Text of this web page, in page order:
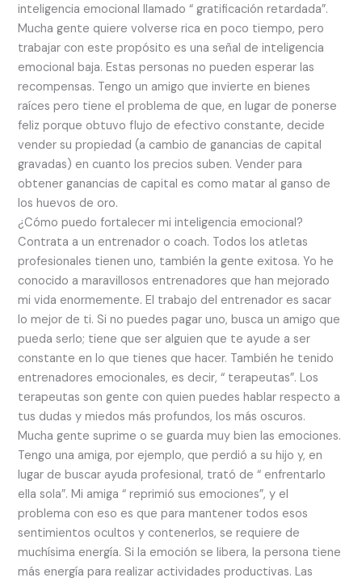
inteligencia emocional llamado “ gratificación retardada”.
Mucha gente quiere volverse rica en poco tiempo, pero
trabajar con este propósito es una señal de inteligencia
emocional baja. Estas personas no pueden esperar las
recompensas. Tengo un amigo que invierte en bienes
raíces pero tiene el problema de que, en lugar de ponerse
feliz porque obtuvo flujo de efectivo constante, decide
vender su propiedad (a cambio de ganancias de capital
gravadas) en cuanto los precios suben. Vender para
obtener ganancias de capital es como matar al ganso de
los huevos de oro.
¿Cómo puedo fortalecer mi inteligencia emocional?
Contrata a un entrenador o coach. Todos los atletas
profesionales tienen uno, también la gente exitosa. Yo he
conocido a maravillosos entrenadores que han mejorado
mi vida enormemente. El trabajo del entrenador es sacar
lo mejor de ti. Si no puedes pagar uno, busca un amigo que
pueda serlo; tiene que ser alguien que te ayude a ser
constante en lo que tienes que hacer. También he tenido
entrenadores emocionales, es decir, “ terapeutas”. Los
terapeutas son gente con quien puedes hablar respecto a
tus dudas y miedos más profundos, los más oscuros.
Mucha gente suprime o se guarda muy bien las emociones.
Tengo una amiga, por ejemplo, que perdió a su hijo y, en
lugar de buscar ayuda profesional, trató de “ enfrentarlo
ella sola”. Mi amiga “ reprimió sus emociones”, y el
problema con eso es que para mantener todos esos
sentimientos ocultos y contenerlos, se requiere de
muchísima energía. Si la emoción se libera, la persona tiene
más energía para realizar actividades productivas. Las